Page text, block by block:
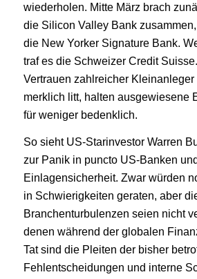
wiederholen. Mitte März brach
die Silicon Valley Bank
die New Yorker Signature Bank.
traf es die Schweizer Credit
Vertrauen zahlreicher
merklich litt, halten ausgewiesene
für weniger bedenklich.
So sieht US-Starinvestor Warren
zur Panik in puncto US-Banken
Einlagensicherheit. Zwar würden
in Schwierigkeiten geraten, aber
Branchenturbulenzen seien nicht
denen während der globalen
Tat sind die Pleiten der bisher
Fehlentscheidungen und interne